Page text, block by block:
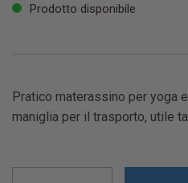
Prodotto disponibile
Pratico materassino per yoga
maniglia per il trasporto, utile